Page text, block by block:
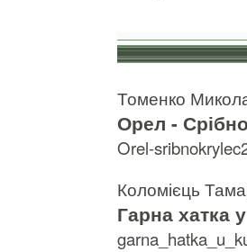
Томенко
Орел -
Orel-
Коломієць
Гарна хатка